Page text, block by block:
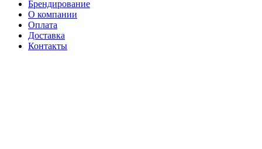
Брендирование
О компании
Оплата
Доставка
Контакты